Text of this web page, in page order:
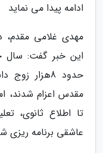
ادامه پیدا می نماید
مهدی غلامی مقدم،
این خبر گفت: سال
مقدس اعزام شدند،
تا اطلاع ثانوی،
عاشقی برنامه